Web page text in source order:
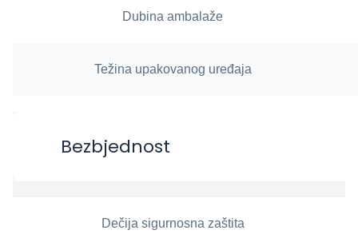
Dubina ambalaže
Težina upakovanog uređaja
Bezbjednost
Dečija sigurnosna zaštita